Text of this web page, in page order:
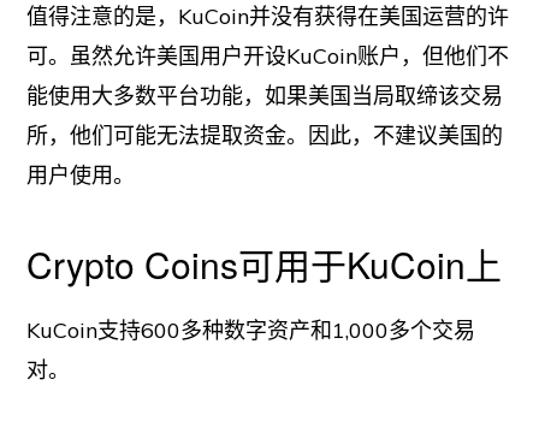
值得注意的是，KuCoin并没有获得在美国运营的许
可。虽然允许美国用户开设KuCoin账户，但他们不
能使用大多数平台功能，如果美国当局取缔该交易
所，他们可能无法提取资金。因此，不建议美国的
用户使用。
Crypto Coins可用于KuCoin上
KuCoin支持600多种数字资产和1,000多个交易
对。